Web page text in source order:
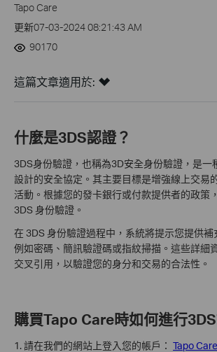
Tapo Care
更新07-03-2024 08:21:43 AM
90170
這篇文章適用於:
什麼是3DS認證？
3DS身份驗證，也稱為3D安全身份驗證，是一
設計的安全協定。其主要目標是增強線上交易
活動。根據您的發卡銀行或付款提供者的政策
3DS 身份驗證。
在 3DS 身份驗證過程中，系統將提示您提供補
例如密碼、簡訊驗證碼或指紋掃描。這些詳細
交叉引用，以驗證您的身分和交易的合法性。
購買Tapo Care時如何進行
1. 請在我們的網站上登入您的帳戶： Tapo Care